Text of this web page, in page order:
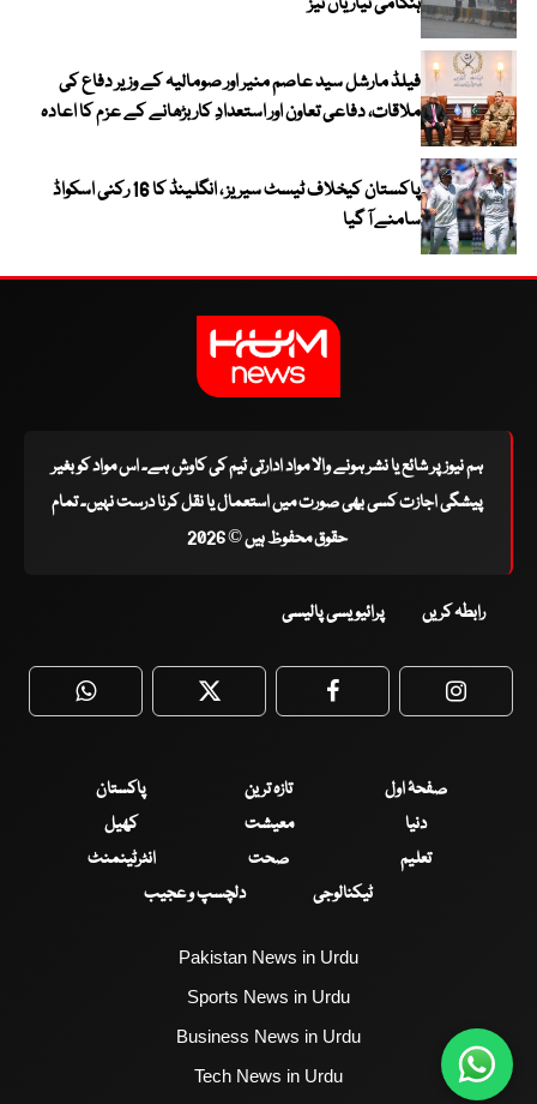
فیلڈ مارشل سید عاصم منیر اور صومالیہ کے وزیر دفاع کی
ملاقات، دفاعی تعاون اور استعدادِ کار بڑھانے کے عزم کا اعادہ
پاکستان کیخلاف ٹیسٹ سیریز ، انگلینڈ کا 16 رکنی اسکواڈ
سامنے آ گیا
ہم نیوز پر شائع یا نشر ہونے والا مواد ادارتی ٹیم کی کاوش ہے۔ اس مواد کو بغیر
پیشگی اجازت کسی بھی صورت میں استعمال یا نقل کرنا درست نہیں۔ تمام
حقوق محفوظ ہیں © 2026
رابطہ کریں پرائیویسی پالیسی
WhatsApp Twitter Facebook
صفحۂ اول تازہ ترین
پاکستان
دنیا
معیشت
کھیل
تعلیم
صحت
انٹرٹینمنٹ
ٹیکنالوجی
دلچسپ و عجیب
Pakistan News in Urdu
Sports News in Urdu
Business News in Urdu
Tech News in Urdu